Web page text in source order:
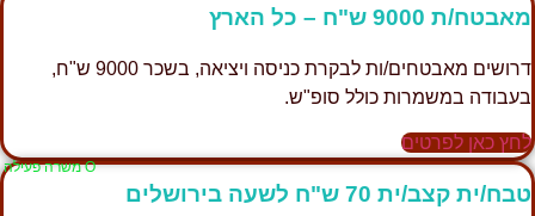
מאבטח/ת 9000 ש"ח – כל הארץ
דרושים מאבטחים/ות לבקרת כניסה ויציאה, בשכר 9000 ש"ח,
בעבודה במשמרות כולל סופ"ש.
לחץ כאן לפרטים
Ο משרה פעילה
טבח/ית קצב/ית 70 ש"ח לשעה בירושלים